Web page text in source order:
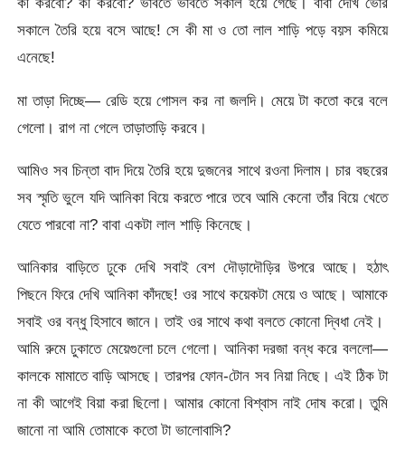
সকালে তৈরি হয়ে বসে আছে! সে কী মা ও তো লাল শাড়ি পড়ে বয়স কমিয়ে
এনেছে!
মা তাড়া দিচ্ছে— রেডি হয়ে গোসল কর না জলদি। মেয়ে টা কতো করে বলে
গেলো। রাগ না গেলে তাড়াতাড়ি করবে।
আমিও সব চিন্তা বাদ দিয়ে তৈরি হয়ে দুজনের সাথে রওনা দিলাম। চার বছরের
সব স্মৃতি ভুলে যদি আনিকা বিয়ে করতে পারে তবে আমি কেনো তাঁর বিয়ে খেতে
যেতে পারবো না? বাবা একটা লাল শাড়ি কিনেছে।
আনিকার বাড়িতে ঢুকে দেখি সবাই বেশ দৌড়াদৌড়ির উপরে আছে। হঠাৎ
পিছনে ফিরে দেখি আনিকা কাঁদছে! ওর সাথে কয়েকটা মেয়ে ও আছে। আমাকে
সবাই ওর বন্ধু হিসাবে জানে। তাই ওর সাথে কথা বলতে কোনো দ্বিধা নেই।
আমি রুমে ঢুকাতে মেয়েগুলো চলে গেলো। আনিকা দরজা বন্ধ করে বললো—
কালকে মামাতে বাড়ি আসছে। তারপর ফোন-টোন সব নিয়া নিছে। এই ঠিক টা
না কী আগেই বিয়া করা ছিলো। আমার কোনো বিশ্বাস নাই দোষ করো। তুমি
জানো না আমি তোমাকে কতো টা ভালোবাসি?